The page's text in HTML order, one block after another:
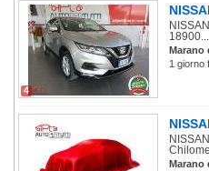
4
18900...
Marano
1 giorno
Marano